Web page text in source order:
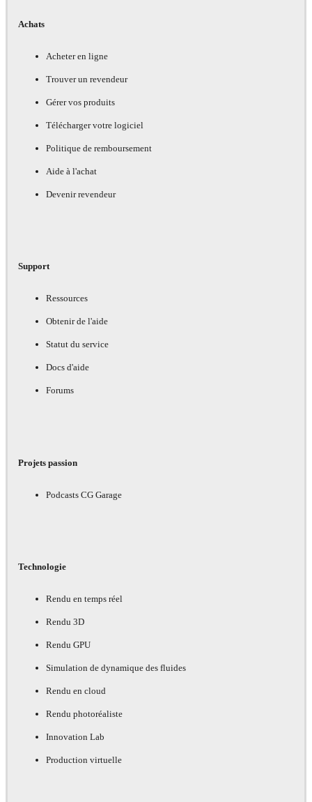
Achats
Acheter en ligne
Trouver un revendeur
Gérer vos produits
Télécharger votre logiciel
Politique de remboursement
Aide à l'achat
Devenir revendeur
Support
Ressources
Obtenir de l'aide
Statut du service
Docs d'aide
Forums
Projets passion
Podcasts CG Garage
Technologie
Rendu en temps réel
Rendu 3D
Rendu GPU
Simulation de dynamique des fluides
Rendu en cloud
Rendu photoréaliste
Innovation Lab
Production virtuelle